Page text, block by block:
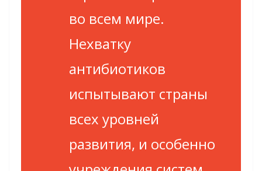
во всем мире.
Нехватку
антибиотиков
испытывают страны
всех уровней
развития, и особенно